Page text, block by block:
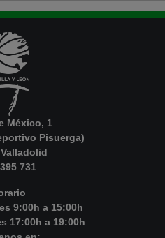
México, 1
Pisuerga)
731
9:00h a 15:00h
17:00h a 19:00h